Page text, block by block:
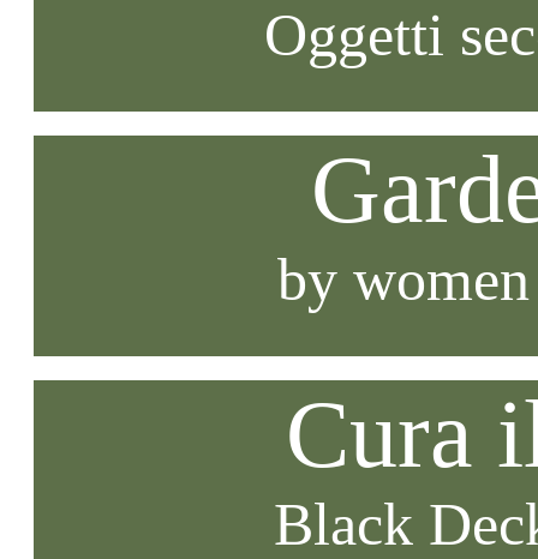
Oggetti
by
Cura
Black